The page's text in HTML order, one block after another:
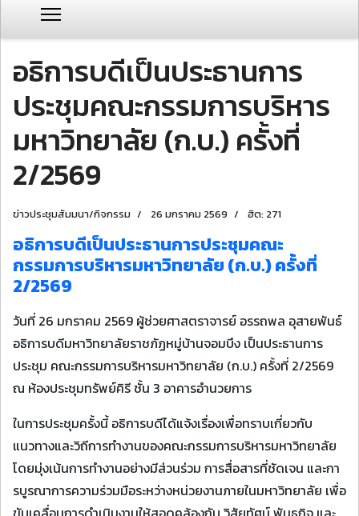
อธิการบดีเป็นประธานการ
ประชุมคณะกรรมการบริหาร
มหาวิทยาลัย (ก.บ.) ครั้งที่
2/2569
ข่าวประชุมสัมมนา/กิจกรรม 26 มกราคม 2569 ฮิต: 271
อธิการบดีเป็นประธานการประชุมคณะ
กรรมการบริหารมหาวิทยาลัย (ก.บ.) ครั้งที่
2/2569
วันที่ 26 มกราคม 2569 ผู้ช่วยศาสตราจารย์ อรรถพล อุสายพันธ์
อธิการบดีมหาวิทยาลัยราชภัฏหมู่บ้านจอมบึง เป็นประธานการ
ประชุม คณะกรรมการบริหารมหาวิทยาลัย (ก.บ.) ครั้งที่ 2/2569
ณ ห้องประชุมทรัพย์คิรี ชั้น 3 อาคารอำนวยการ
ในการประชุมครั้งนี้ อธิการบดีได้แจ้งเรื่องเพื่อทราบเกี่ยวกับ
แนวทางและวิถีการทำงานของคณะกรรมการบริหารมหาวิทยาลัย
โดยมุ่งเน้นการทำงานอย่างมีส่วนร่วม การสื่อสารที่ชัดเจน และกา
รบูรณาการความร่วมมือระหว่างหน่วยงานภายในมหาวิทยาลัย เพื่อ